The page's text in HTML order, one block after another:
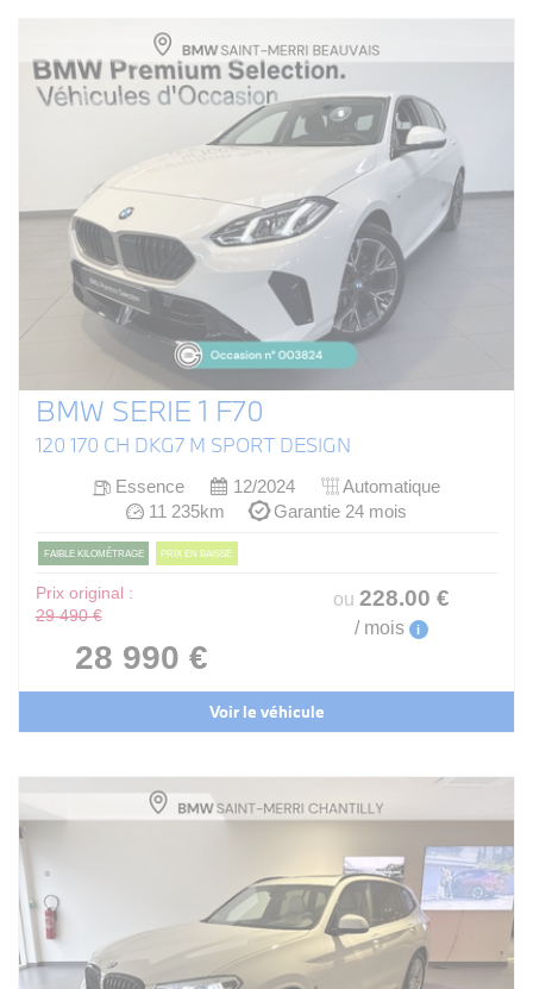
BMW SERIE 1 F70
120 170 CH DKG7 M SPORT DESIGN
Essence 12/2024
Automatique
11 235km
Garantie 24 mois
FAIBLE KILOMÉTRAGE PRIX EN BAISSE
Prix original :
29 490 €
28 990 €
ou 228.00 €
/ mois i
Voir le véhicule